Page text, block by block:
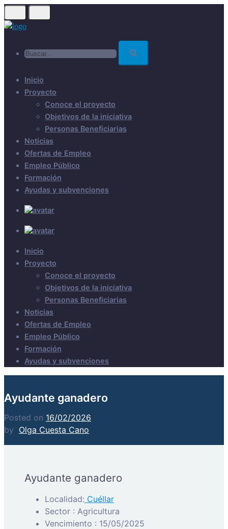
Skip
to
Inicio
Proyecto
Conoce el proyecto
Objetivos de la iniciativa
Personas Beneficiarias
Noticias
Ofertas de Empleo
Empleo Público
Formación
Ayudas y subvenciones
Inicio
Proyecto
Conoce el proyecto
Objetivos de la iniciativa
Personas Beneficiarias
Noticias
Ofertas de Empleo
Empleo Público
Formación
Ayudas y subvenciones
Ayudante ganadero
Posted on 16/02/2026
by Olga Cuesta Cano
Ayudante ganadero
Localidad: Cuéllar
Sector : Agricultura
Vencimiento : 15/05/2025